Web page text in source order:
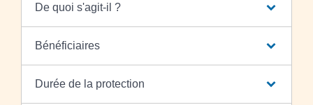
De quoi s'agit-il ?
Bénéficiaires
Durée de la protection